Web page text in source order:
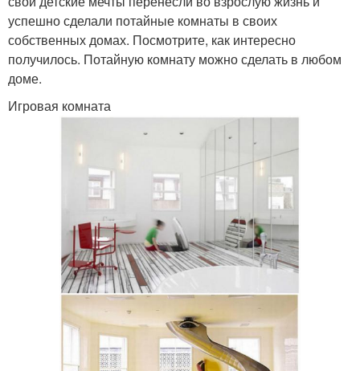
успешно сделали потайные комнаты в своих
собственных домах. Посмотрите, как интересно
получилось. Потайную комнату можно сделать в любом
доме.
Игровая комната